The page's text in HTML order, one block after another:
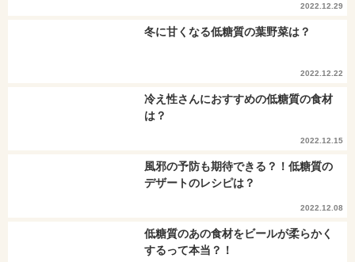
2022.12.29
冬に甘くなる低糖質の葉野菜は？
2022.12.22
冷え性さんにおすすめの低糖質の食材
は？
2022.12.15
風邪の予防も期待できる？！低糖質の
デザートのレシピは？
2022.12.08
低糖質のあの食材をビールが柔らかく
するって本当？！